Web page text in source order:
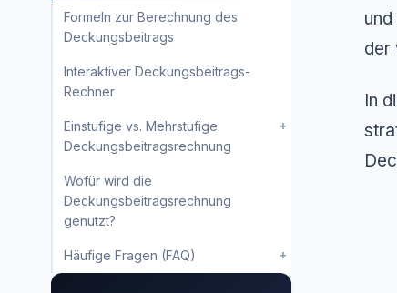
Formeln zur Berechnung des
Deckungsbeitrags
Interaktiver Deckungsbeitrags-
Rechner
+
Einstufige vs. Mehrstufige
Deckungsbeitragsrechnung
Wofür wird die
Deckungsbeitragsrechnung
genutzt?
+
Häufige Fragen (FAQ)
der
In